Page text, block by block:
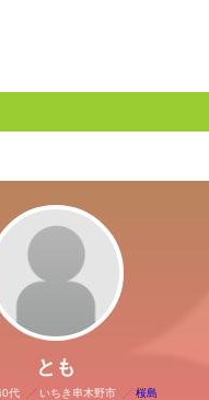
とも
代 いちき串木野市 桜島